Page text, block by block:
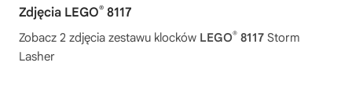
Zdjęcia LEGO® 8117
Zobacz 2 zdjęcia zestawu klocków LEGO® 8117 Storm
Lasher